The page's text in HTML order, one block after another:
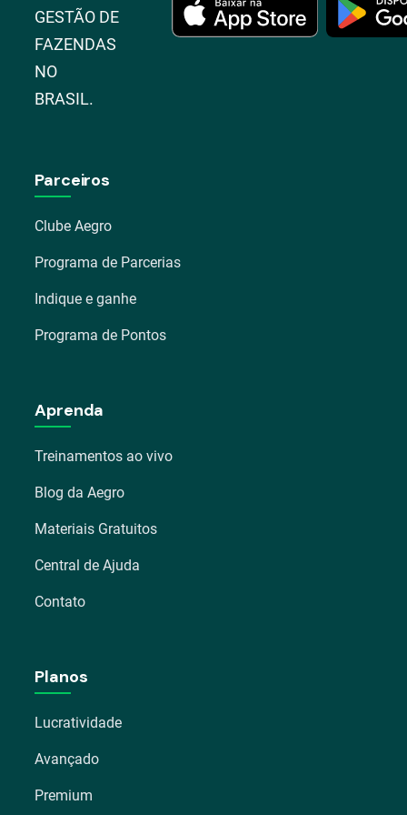
GESTÃO DE
FAZENDAS
NO
BRASIL.
Parceiros
Clube Aegro
Programa de Parcerias
Indique e ganhe
Programa de Pontos
Aprenda
Treinamentos ao vivo
Blog da Aegro
Materiais Gratuitos
Central de Ajuda
Contato
Planos
Lucratividade
Avançado
Premium